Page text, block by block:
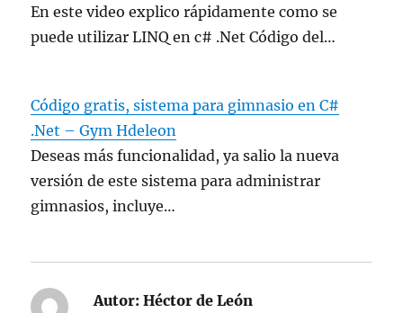
En este video explico rápidamente como se
puede utilizar LINQ en c# .Net Código del…
Código gratis, sistema para gimnasio en C#
.Net – Gym Hdeleon
Deseas más funcionalidad, ya salio la nueva
versión de este sistema para administrar
gimnasios, incluye…
Autor: Héctor de León